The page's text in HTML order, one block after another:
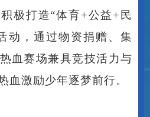
极打造“体育+公益+民
动，通过物资捐赠、集
血赛场兼具竞技活力与
血激励少年逐梦前行。